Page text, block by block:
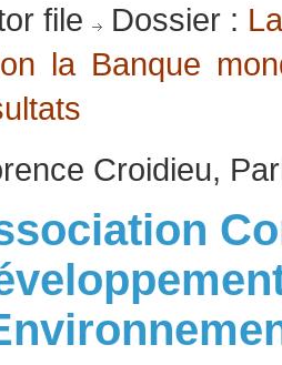
file Dossier :
la Banque
Croidieu,